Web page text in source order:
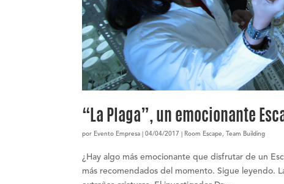
“La Plaga”, un emocionante
por Evento Empresa |04/04/2017 Room Escape Team Building
¿Hay algo más emocionante que disfrutar de un
más recomendados del momento. Sigue leyendo.